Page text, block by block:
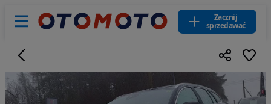
Zacznij
sprzedawać